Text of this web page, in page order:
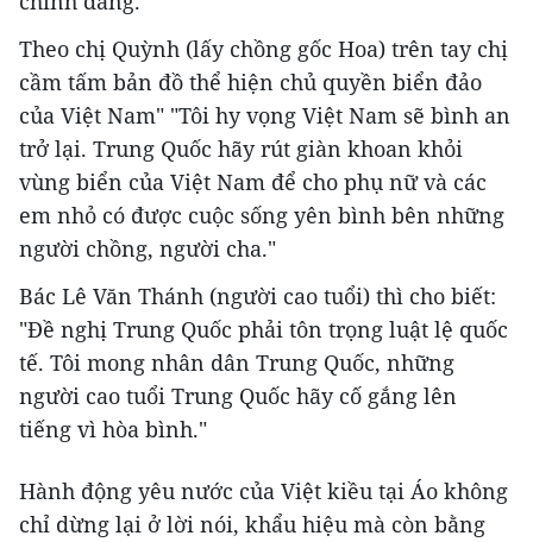
Theo chị Quỳnh (lấy chồng gốc Hoa) trên tay chị
cầm tấm bản đồ thể hiện chủ quyền biển đảo
của Việt Nam" "Tôi hy vọng Việt Nam sẽ bình an
trở lại. Trung Quốc hãy rút giàn khoan khỏi
vùng biển của Việt Nam để cho phụ nữ và các
em nhỏ có được cuộc sống yên bình bên những
người chồng, người cha."
Bác Lê Văn Thánh (người cao tuổi) thì cho biết:
"Đề nghị Trung Quốc phải tôn trọng luật lệ quốc
tế. Tôi mong nhân dân Trung Quốc, những
người cao tuổi Trung Quốc hãy cố gắng lên
tiếng vì hòa bình."
Hành động yêu nước của Việt kiều tại Áo không
chỉ dừng lại ở lời nói, khẩu hiệu mà còn bằng